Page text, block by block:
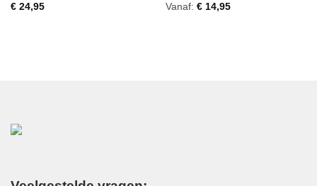
€24,95
Vanaf: €14,95